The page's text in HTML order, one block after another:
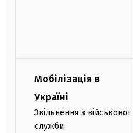
Мобілізація в
Україні
Звільнення з військової
служби